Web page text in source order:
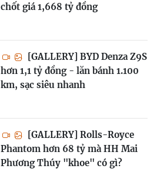
chốt giá 1,668 tỷ đồng
[GALLERY] BYD Denza Z9S
hơn 1,1 tỷ đồng - lăn bánh 1.100
km, sạc siêu nhanh
[GALLERY] Rolls-Royce
Phantom hơn 68 tỷ mà HH Mai
Phương Thúy "khoe" có gì?